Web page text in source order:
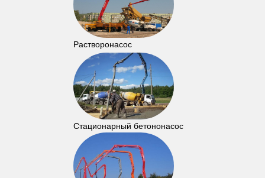
Растворонасос
Стационарный бетононасос